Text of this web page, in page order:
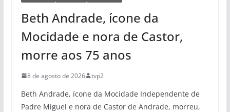
Beth Andrade, ícone da
Mocidade e nora de Castor,
morre aos 75 anos
8 de agosto de 2026 tvp2
Beth Andrade, ícone da Mocidade Independente de
Padre Miguel e nora de Castor de Andrade, morreu,